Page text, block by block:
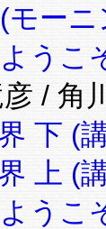
モー
うこ
/ 角
下 (
上 (
うこ